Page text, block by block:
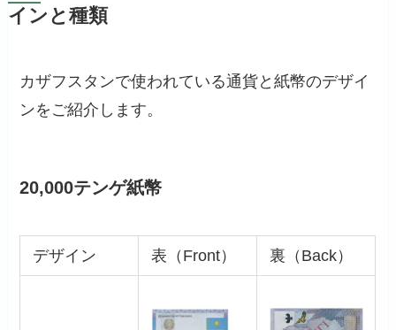
インと種類
カザフスタンで使われている通貨と紙幣のデザイ
ンをご紹介します。
20,000テンゲ紙幣
デザイン 表（Front） 裏（Back）